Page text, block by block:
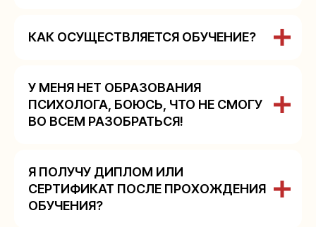
КАК ОСУЩЕСТВЛЯЕТСЯ ОБУЧЕНИЕ?
У МЕНЯ НЕТ ОБРАЗОВАНИЯ
ПСИХОЛОГА, БОЮСЬ, ЧТО НЕ СМОГУ
ВО ВСЕМ РАЗОБРАТЬСЯ!
Я ПОЛУЧУ ДИПЛОМ ИЛИ
СЕРТИФИКАТ ПОСЛЕ ПРОХОЖДЕНИЯ
ОБУЧЕНИЯ?